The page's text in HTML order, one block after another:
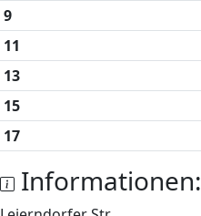
9
11
13
15
17
Informationen: